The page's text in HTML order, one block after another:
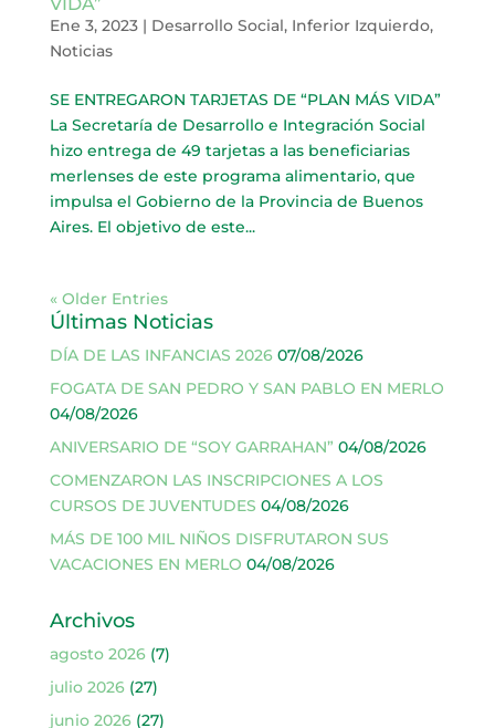
Ene 3, 2023| Desarrollo Social, Inferior Izquierdo,
Noticias
SE ENTREGARON TARJETAS DE “PLAN MÁS VIDA”
La Secretaría de Desarrollo e Integración Social
hizo entrega de 49 tarjetas a las beneficiarias
merlenses de este programa alimentario, que
impulsa el Gobierno de la Provincia de Buenos
Aires. El objetivo de este...
« Older Entries
Últimas Noticias
DÍA DE LAS INFANCIAS 2026 07/08/2026
FOGATA DE SAN PEDRO Y SAN PABLO EN MERLO
04/08/2026
ANIVERSARIO DE “SOY GARRAHAN” 04/08/2026
COMENZARON LAS INSCRIPCIONES A LOS
CURSOS DE JUVENTUDES 04/08/2026
MÁS DE 100 MIL NIÑOS DISFRUTARON SUS
VACACIONES EN MERLO 04/08/2026
Archivos
agosto 2026(7)
julio 2026(27)
junio 2026(27)